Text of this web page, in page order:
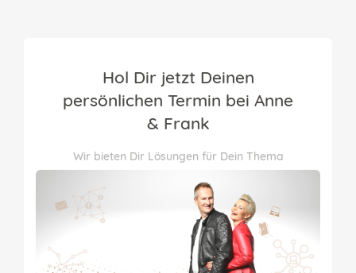
Hol Dir jetzt Deinen
persönlichen Termin bei Anne
& Frank
Wir bieten Dir Lösungen für Dein Thema